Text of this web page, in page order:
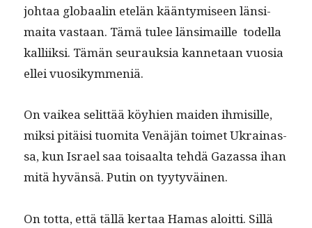
johtaa globaalin etelän kään­tymiseen län­si­
mai­ta vas­taan. Tämä tulee län­si­maille todel­la
kalli­ik­si. Tämän seu­rauk­sia kan­netaan vuosia
ellei vuosikymmeniä.
On vaikea selit­tää köy­hien maid­en ihmisille,
mik­si pitäisi tuomi­ta Venäjän toimet Ukrainas­
sa, kun Israel saa toisaal­ta tehdä Gazas­sa ihan
mitä hyvän­sä. Putin on tyytyväinen.
On tot­ta, että täl­lä ker­taa Hamas aloit­ti. Sil­lä